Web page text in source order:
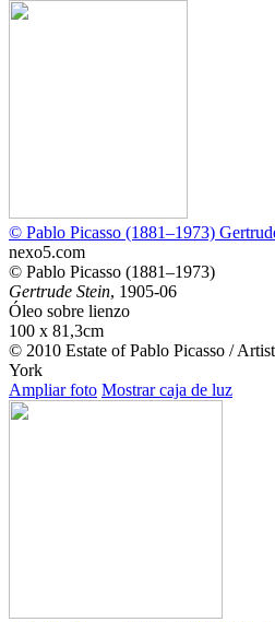
© Pablo Picasso (1881–1973)
nexo5.com
© Pablo Picasso (1881–1973)
Gertrude Stein, 1905-06
Óleo sobre lienzo
100 x 81,3cm
© 2010 Estate of Pablo Picasso /
York
Ampliar foto Mostrar caja de luz